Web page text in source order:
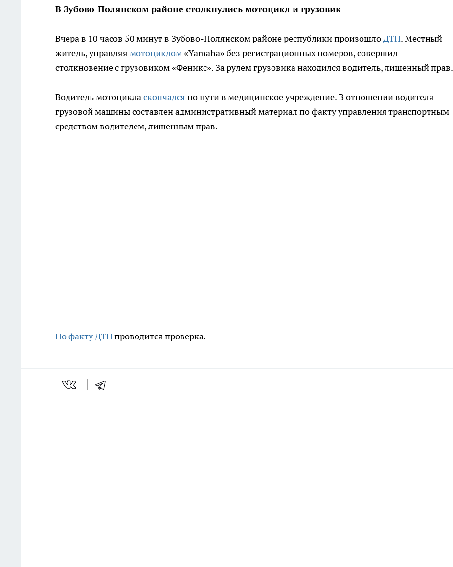
В Зубово-Полянском районе столкнулись мотоцикл и грузовик
Вчера в 10 часов 50 минут в Зубово-Полянском районе республики произошлоДТП. Местный
житель, управляя мотоциклом «Yamaha» без регистрационных номеров, совершил
столкновение с грузовиком «Феникс». За рулем грузовика находился водитель, лишенный прав.
Водитель мотоцикласкончался по пути в медицинское учреждение. В отношении водителя
грузовой машины составлен административный материал по факту управления транспортным
средством водителем, лишенным прав.
По факту ДТПпроводится проверка.